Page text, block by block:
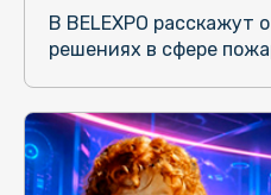
В BELEXPO расскажут
решениях в сфере